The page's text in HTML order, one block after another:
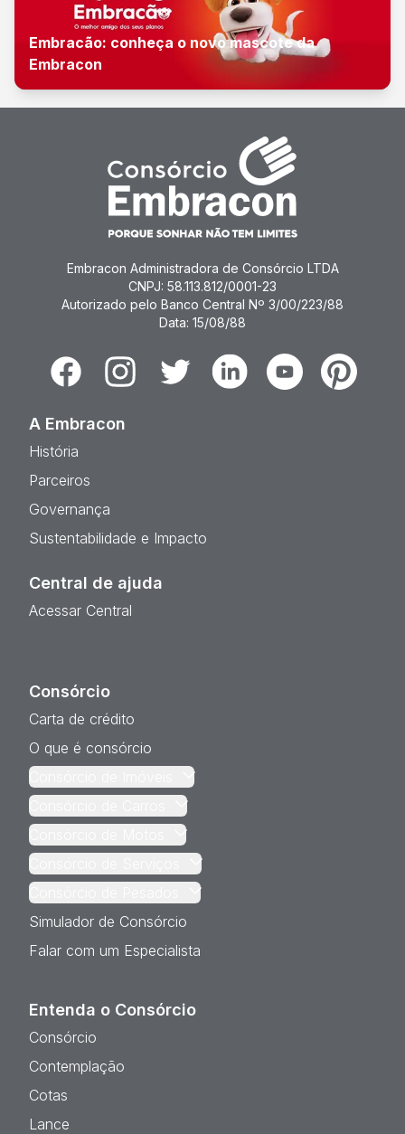
Embracão: conheça o novo mascote da
Embracon
Embracon Administradora de Consórcio LTDA
CNPJ: 58.113.812/0001-23
Autorizado pelo Banco Central Nº 3/00/223/88
Data: 15/08/88
FacebookInstagramTwitter LinkedinYoutubePinterest
A Embracon
História
Parceiros
Governança
Sustentabilidade e Impacto
Central de ajuda
Acessar Central
Consórcio
Carta de crédito
O que é consórcio
Simulador de Consórcio
Falar com um Especialista
Entenda o Consórcio
Consórcio
Contemplação
Cotas
Lance